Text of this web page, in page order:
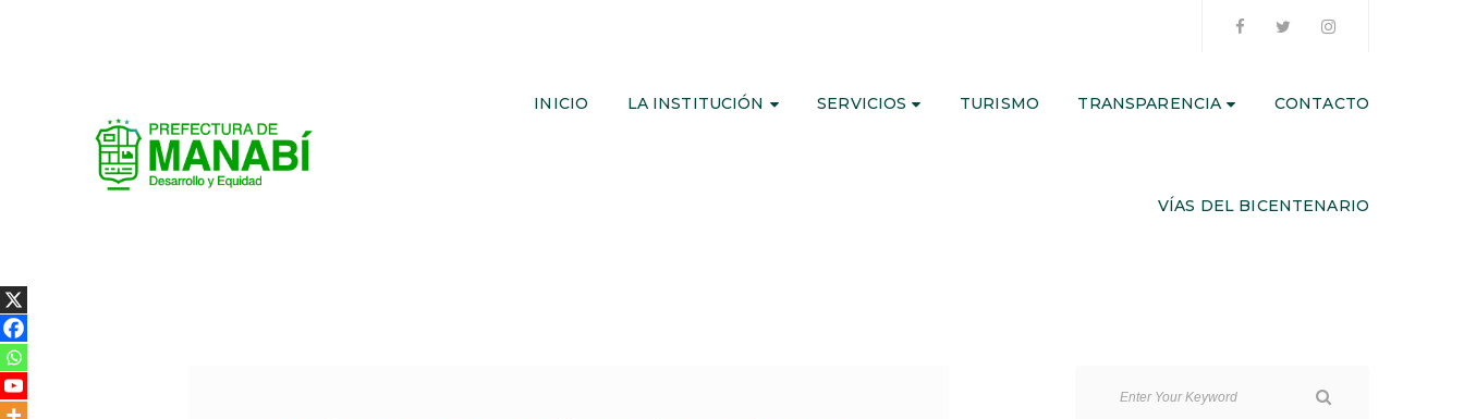
INICIO LA INSTITUCIÓN SERVICIOS TURISMO TRANSPARENCIA CONTACTO
VÍAS DEL BICENTENARIO